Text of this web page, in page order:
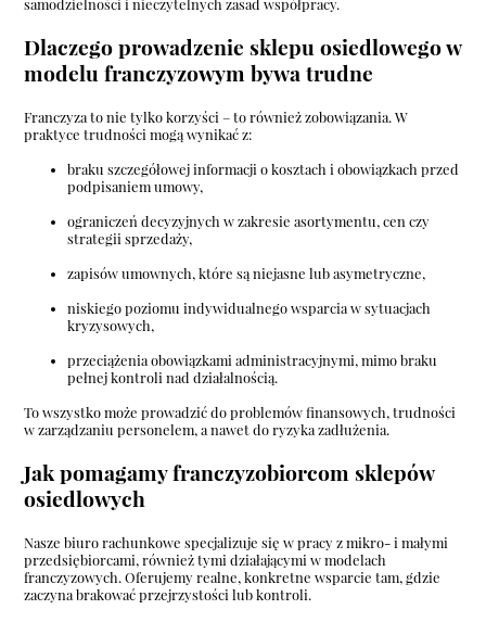
samodzielności i nieczytelnych zasad współpracy.
Dlaczego prowadzenie sklepu osiedlowego w
modelu franczyzowym bywa trudne
Franczyza to nie tylko korzyści – to również zobowiązania. W
praktyce trudności mogą wynikać z:
braku szczegółowej informacji o kosztach i obowiązkach przed
podpisaniem umowy,
ograniczeń decyzyjnych w zakresie asortymentu, cen czy
strategii sprzedaży,
zapisów umownych, które są niejasne lub asymetryczne,
niskiego poziomu indywidualnego wsparcia w sytuacjach
kryzysowych,
przeciążenia obowiązkami administracyjnymi, mimo braku
pełnej kontroli nad działalnością.
To wszystko może prowadzić do problemów finansowych, trudności
w zarządzaniu personelem, a nawet do ryzyka zadłużenia.
Jak pomagamy franczyzobiorcom sklepów
osiedlowych
Nasze biuro rachunkowe specjalizuje się w pracy z mikro- i małymi
przedsiębiorcami, również tymi działającymi w modelach
franczyzowych. Oferujemy realne, konkretne wsparcie tam, gdzie
zaczyna brakować przejrzystości lub kontroli.